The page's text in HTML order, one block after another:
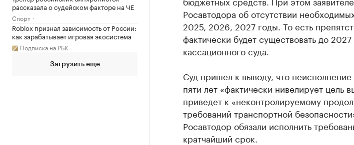
рассказала о судейском факторе на ЧЕ
Спорт
Roblox признал зависимость от России:
как зарабатывает игровая экосистема
Подписка на РБК
Загрузить еще
Росавтодора об отсутствии
2025, 2026, 2027 годы. То есть
фактически будет существовать до
кассационного суда.
Суд пришел к выводу, что
пяти лет «фактически нивелирует цель
приведет к «неконтролируемому
требований транспортной
Росавтодор обязали исполнить
кратчайший срок.